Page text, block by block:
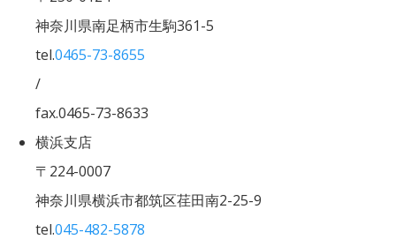
神奈川県南足柄市生駒361-5
tel.0465-73-8655
/
fax.0465-73-8633
横浜支店
〒224-0007
神奈川県横浜市都筑区荏田南2-25-9
tel.045-482-5878